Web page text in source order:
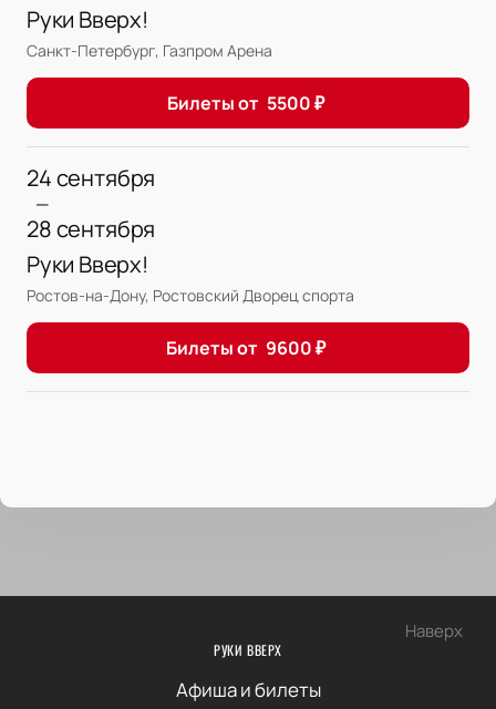
Руки Вверх!
Санкт-Петербург, Газпром Арена
Билеты от 5500₽
24 сентября
—
28 сентября
Руки Вверх!
Ростов-на-Дону, Ростовский Дворец спорта
Билеты от 9600₽
Наверх
РУКИ ВВЕРХ
Афиша и билеты